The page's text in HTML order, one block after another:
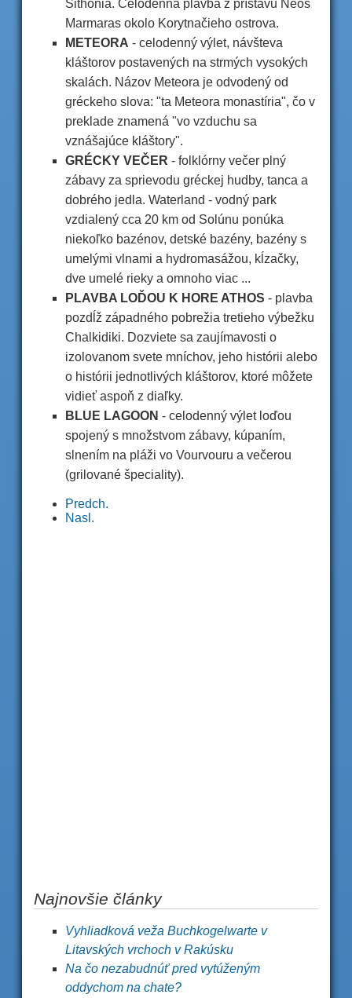
Sithonia. Celodenná plavba z prístavu Neos
Marmaras okolo Korytnačieho ostrova.
METEORA - celodenný výlet, návšteva
kláštorov postavených na strmých vysokých
skalách. Názov Meteora je odvodený od
gréckeho slova: "ta Meteora monastíria", čo v
preklade znamená "vo vzduchu sa
vznášajúce kláštory".
GRÉCKY VEČER - folklórny večer plný
zábavy za sprievodu gréckej hudby, tanca a
dobrého jedla. Waterland - vodný park
vzdialený cca 20 km od Solúnu ponúka
niekoľko bazénov, detské bazény, bazény s
umelými vlnami a hydromasážou, kĺzačky,
dve umelé rieky a omnoho viac ...
PLAVBA LOĎOU K HORE ATHOS - plavba
pozdĺž západného pobrežia tretieho výbežku
Chalkidiki. Dozviete sa zaujímavosti o
izolovanom svete mníchov, jeho histórii alebo
o histórii jednotlivých kláštorov, ktoré môžete
vidieť aspoň z diaľky.
BLUE LAGOON - celodenný výlet loďou
spojený s množstvom zábavy, kúpaním,
slnením na pláži vo Vourvouru a večerou
(grilované špeciality).
Predch.
Nasl.
Najnovšie články
Vyhliadková veža Buchkogelwarte v
Litavských vrchoch v Rakúsku
Na čo nezabudnúť pred vytúženým
oddychom na chate?